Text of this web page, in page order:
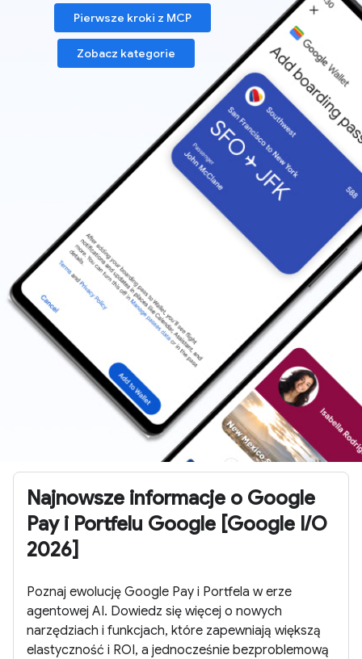
Pierwsze kroki z MCP
Zobacz kategorie
Najnowsze informacje o Google
Pay i Portfelu Google [Google I/O
2026]
Poznaj ewolucję Google Pay i Portfela w erze
agentowej AI. Dowiedz się więcej o nowych
narzędziach i funkcjach, które zapewniają większą
elastyczność i ROI, a jednocześnie bezproblemową